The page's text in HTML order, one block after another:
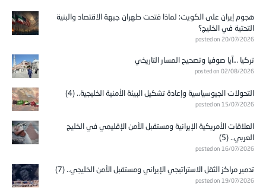
هجوم إيران على الكويت: لماذا فتحت طهران جبهة الاقتصاد والبنية
التحتية في الخليج؟
posted on 20/07/2026
تركيا …آيا صوفيا وتصحيح المسار التاريخي
posted on 02/08/2026
التحولات الجيوسياسية وإعادة تشكيل البيئة الأمنية الخليجية.. (4)
posted on 15/07/2026
العلاقات الأمريكية الإيرانية ومستقبل الأمن الإقليمي في الخليج
العربي.. (5)
posted on 16/07/2026
تدمير مراكز الثقل الاستراتيجي الإيراني ومستقبل الأمن الخليجي.. (7)
posted on 19/07/2026